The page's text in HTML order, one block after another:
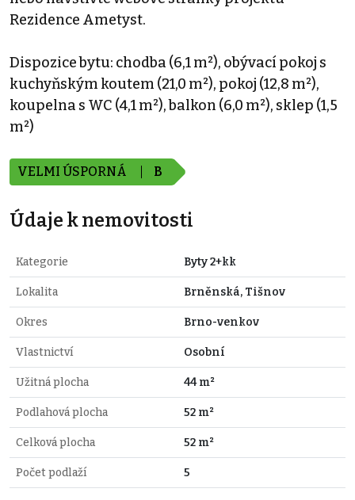
Rezidence Ametyst.
Dispozice bytu: chodba (6,1 m²), obývací pokoj s
kuchyňským koutem (21,0 m²), pokoj (12,8 m²),
koupelna s WC (4,1 m²), balkon (6,0 m²), sklep (1,5
m²)
VELMI ÚSPORNÁ B
Údaje k nemovitosti
Kategorie Byty 2+kk
Lokalita Brněnská, Tišnov
Okres Brno-venkov
Vlastnictví Osobní
Užitná plocha 44 m²
Podlahová plocha 52 m²
Celková plocha 52 m²
Počet podlaží 5